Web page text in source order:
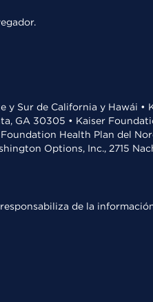
Sur de California y Hawái
GA 30305 • Kaiser
Health Plan del
Options, Inc., 2715
de la